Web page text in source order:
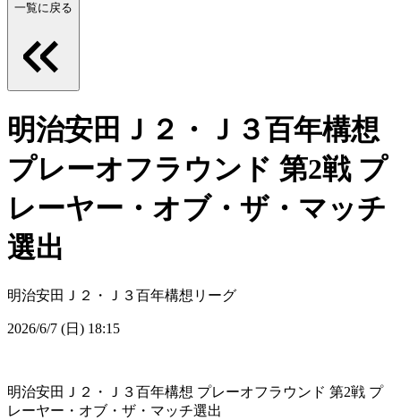
一覧に戻る
明治安田Ｊ２・Ｊ３百年構想
プレーオフラウンド 第2戦 プ
レーヤー・オブ・ザ・マッチ
選出
明治安田Ｊ２・Ｊ３百年構想リーグ
2026/6/7 (日) 18:15
明治安田Ｊ２・Ｊ３百年構想 プレーオフラウンド 第2戦 プ
レーヤー・オブ・ザ・マッチ選出